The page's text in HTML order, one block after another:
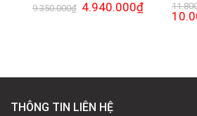
9.350.000₫
Giá
gốc
4.940.000₫Giá
hiện
Giá
gốc
THÔNG TIN LIÊN HỆ